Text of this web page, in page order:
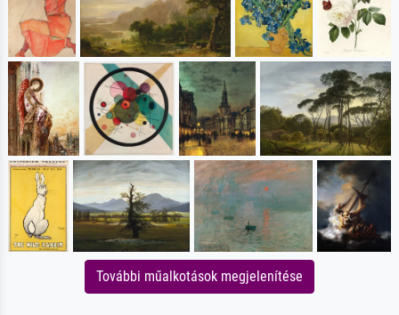
További műalkotások megjelenítése